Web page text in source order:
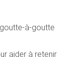
à-goutte
aider à retenir